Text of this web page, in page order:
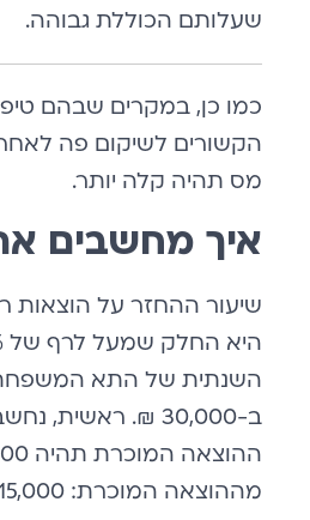
שעלותם הכוללת גבוהה.
כמו כן, במקרים שבהם
הקשורים לשיקום פה לאחר
מס תהיה קלה יותר.
איך מחשבים
מההוצאה המוכרת: 15,000 × 35% = 5,250 ₪.